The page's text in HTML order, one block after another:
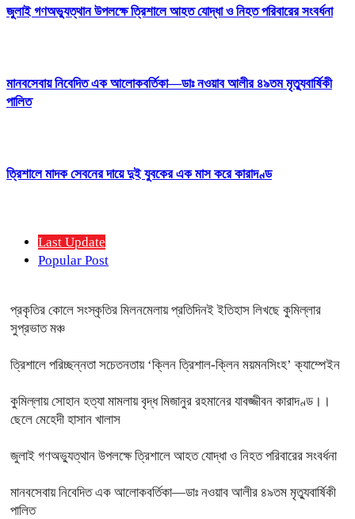
জুলাই গণঅভ্যুত্থান উপলক্ষে ত্রিশালে আহত যোদ্ধা ও নিহত পরিবারের সংবর্ধনা
মানবসেবায় নিবেদিত এক আলোকবর্তিকা—ডাঃ নওয়াব আলীর ৪৯তম মৃত্যুবার্ষিকী
পালিত
ত্রিশালে মাদক সেবনের দায়ে দুই যুবকের এক মাস করে কারাদণ্ড
Last Update
Popular Post
প্রকৃতির কোলে সংস্কৃতির মিলনমেলায় প্রতিদিনই ইতিহাস লিখছে কুমিল্লার
সুপ্রভাত মঞ্চ
ত্রিশালে পরিচ্ছন্নতা সচেতনতায় ‘ক্লিন ত্রিশাল-ক্লিন ময়মনসিংহ’ ক্যাম্পেইন
কুমিল্লায় সোহান হত্যা মামলায় বৃদ্ধ মিজানুর রহমানের যাবজ্জীবন কারাদণ্ড।।
ছেলে মেহেদী হাসান খালাস
জুলাই গণঅভ্যুত্থান উপলক্ষে ত্রিশালে আহত যোদ্ধা ও নিহত পরিবারের সংবর্ধনা
মানবসেবায় নিবেদিত এক আলোকবর্তিকা—ডাঃ নওয়াব আলীর ৪৯তম মৃত্যুবার্ষিকী
পালিত